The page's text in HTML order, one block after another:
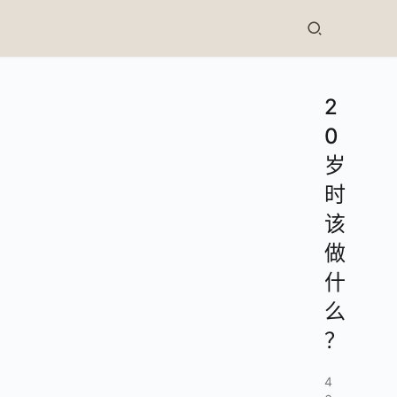
2
0
岁
时
该
做
什
么
？
4